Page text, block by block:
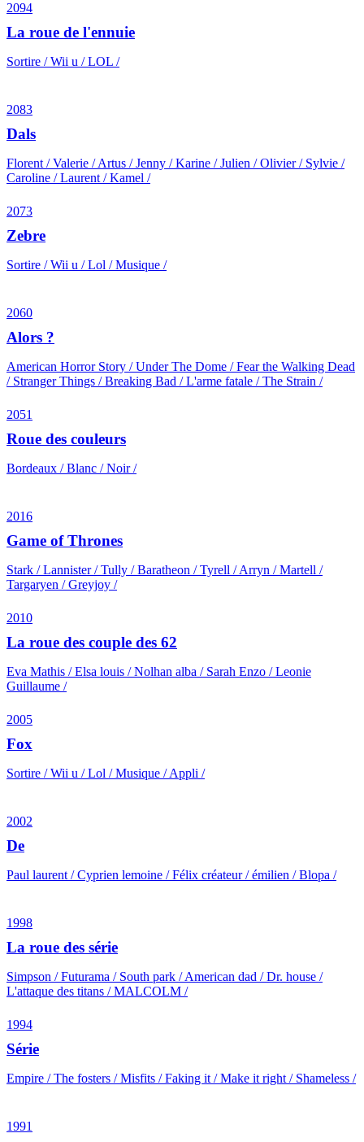
2094
La roue de l'ennuie
Sortire / Wii u / LOL /
2083
Dals
Florent / Valerie / Artus / Jenny / Karine / Julien / Olivier / Sylvie /
Caroline / Laurent / Kamel /
2073
Zebre
Sortire / Wii u / Lol / Musique /
2060
Alors ?
American Horror Story / Under The Dome / Fear the Walking Dead
/ Stranger Things / Breaking Bad / L'arme fatale / The Strain /
2051
Roue des couleurs
Bordeaux / Blanc / Noir /
2016
Game of Thrones
Stark / Lannister / Tully / Baratheon / Tyrell / Arryn / Martell /
Targaryen / Greyjoy /
2010
La roue des couple des 62
Eva Mathis / Elsa louis / Nolhan alba / Sarah Enzo / Leonie
Guillaume /
2005
Fox
Sortire / Wii u / Lol / Musique / Appli /
2002
De
Paul laurent / Cyprien lemoine / Félix créateur / émilien / Blopa /
1998
La roue des série
Simpson / Futurama / South park / American dad / Dr. house /
L'attaque des titans / MALCOLM /
1994
Série
Empire / The fosters / Misfits / Faking it / Make it right / Shameless /
1991